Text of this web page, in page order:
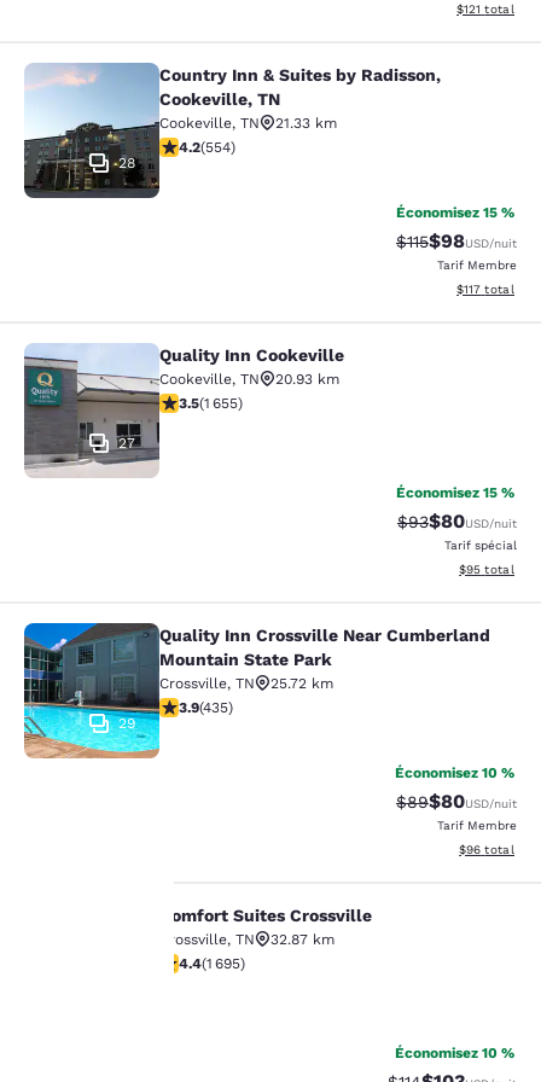
Afficher les
$121 total
Country Inn & Suites by Radisson,
28
Country Inn & Suites by Radisson,
Cookeville, TN
Cookeville, TN
21.33 km
4.17 étoiles. Très Bien. 554 commentaires
4.2(554)
Économisez 15 %
Tarif barré :
$115Tarif réduit :
$98USD/nuit
Tarif Membre
Afficher les
$117 total
Quality Inn Cookeville
27
Quality Inn Cookeville
Cookeville, TN
20.93 km
3.52 étoiles. Bien. 1655 commentaires
3.5(1 655)
Économisez 15 %
Tarif barré :
$93Tarif réduit :
$80USD/nuit
Tarif spécial
Afficher les
$95 total
Quality Inn Crossville Near
29
Quality Inn Crossville Near Cumberland
Mountain State Park
Crossville, TN
25.72 km
3.94 étoiles. Bien. 435 commentaires
3.9(435)
Économisez 10 %
Tarif barré :
$89Tarif réduit :
$80USD/nuit
Tarif Membre
Afficher les
$96 total
Comfort Suites Crossville
Comfort Suites Crossville
Crossville, TN
32.87 km
4.43 étoiles. Excellent. 1695 commentaires
4.4(1 695)
Économisez 10 %
protection